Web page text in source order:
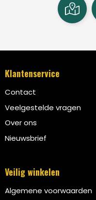
Tablettassen
Promotietassen
Goodiebags
Klantenservice
Contact
Veelgestelde vragen
Over ons
Nieuwsbrief
Veilig winkelen
Algemene voorwaarden